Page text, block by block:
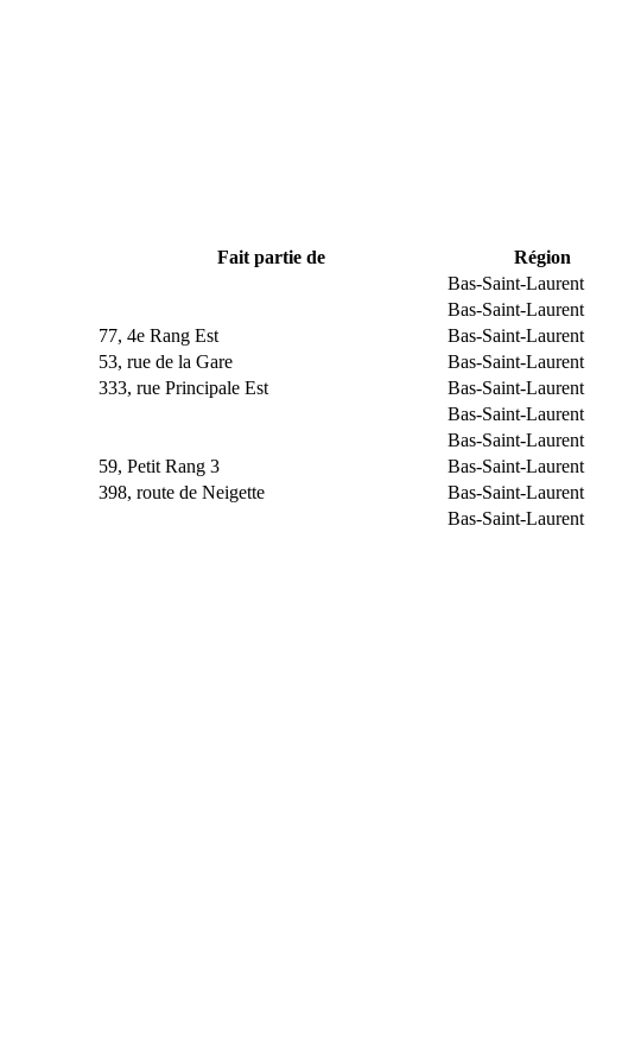
Fait partie de Région
Bas-Saint-Laurent
Bas-Saint-Laurent
77, 4e Rang Est Bas-Saint-Laurent
53, rue de la Gare Bas-Saint-Laurent
333, rue Principale Est Bas-Saint-Laurent
Bas-Saint-Laurent
Bas-Saint-Laurent
59, Petit Rang 3 Bas-Saint-Laurent
398, route de Neigette Bas-Saint-Laurent
Bas-Saint-Laurent